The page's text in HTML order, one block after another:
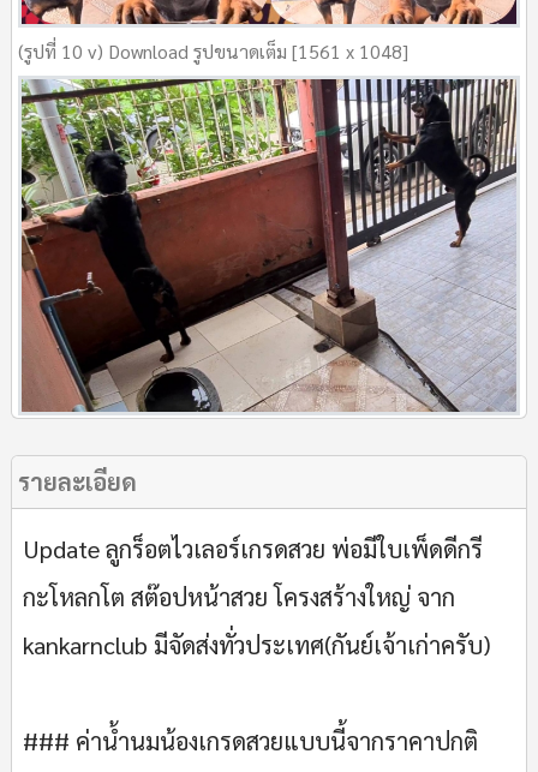
(รูปที่ 10 v) Download รูปขนาดเต็ม [1561 x 1048]
รายละเอียด
Update ลูกร็อตไวเลอร์เกรดสวย พ่อมีใบเพ็ดดีกรี
กะโหลกโต สต๊อปหน้าสวย โครงสร้างใหญ่ จาก
kankarnclub มีจัดส่งทั่วประเทศ(กันย์เจ้าเก่าครับ)
### ค่าน้ำนมน้องเกรดสวยแบบนี้จากราคาปกติ